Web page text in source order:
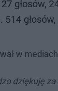
głosów,
w
dziękuję